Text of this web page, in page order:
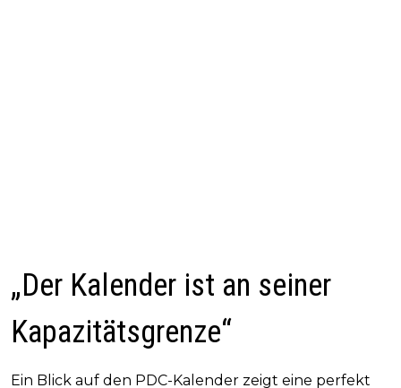
„Der Kalender ist an seiner
Kapazitätsgrenze“
Ein Blick auf den PDC-Kalender zeigt eine perfekt